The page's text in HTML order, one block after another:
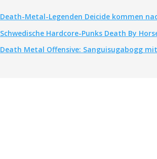
Death-Metal-Legenden Deicide kommen
Schwedische Hardcore-Punks Death By
Death Metal Offensive: Sanguisugabogg